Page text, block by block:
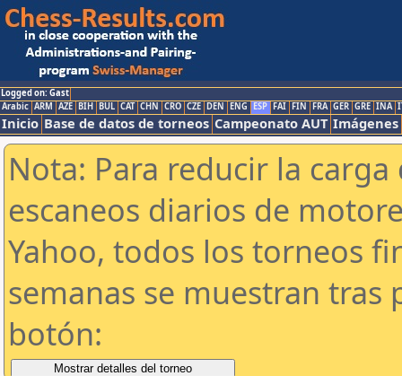
Logged on: Gast
Arabic ARM AZE BIH BUL CAT CHN CRO CZE DEN ENG ESP FAI FIN FRA GER GRE INA
Inicio Base de datos de torneos Campeonato AUT Imágenes
Nota: Para reducir la
escaneos diarios de
Yahoo, todos los torneos
semanas se muestran tras
botón: